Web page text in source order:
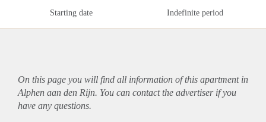
Starting date Indefinite period
On this page you will find all information of this apartmentin
Alphen aan den Rijn. You can contact the advertiser if you
have any questions.